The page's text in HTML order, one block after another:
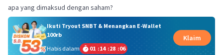
apa yang dimaksud dengan saham?
Ikuti Tryout SNBT & Menangkan E-Wallet
100rb
Habis dalam
01 :14 :28 :06
Klaim